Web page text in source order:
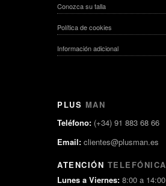
Conozca su talla
Política de cookies
Información adicional
PLUS MAN
Teléfono: (+34) 91 883 68 66
Email: clientes@plusman.es
ATENCIÓN TELEFÓNICA
Lunes a Viernes: 8:00 a 14:00